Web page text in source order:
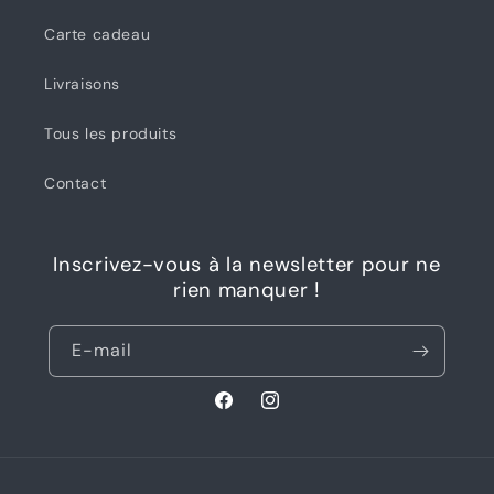
Carte cadeau
Livraisons
Tous les produits
Contact
Inscrivez-vous à la newsletter pour ne
rien manquer !
E-mail
FacebookInstagram